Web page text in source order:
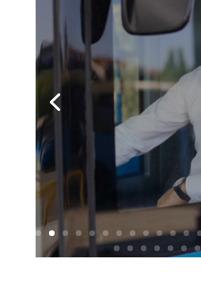
Opportunità
patente D
Bologna
Scopri di